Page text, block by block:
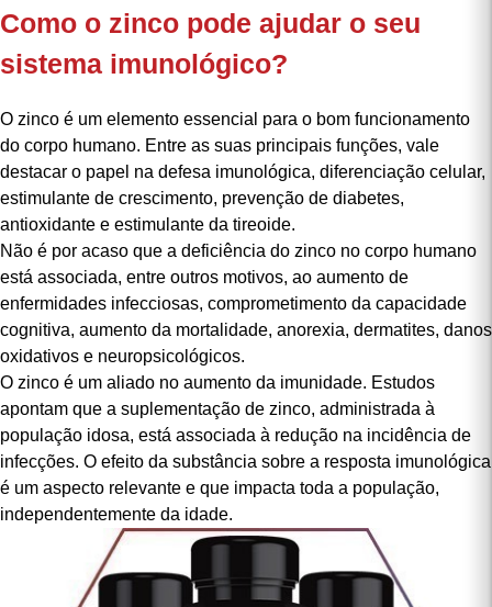
Como o zinco pode ajudar o seu
sistema imunológico?
Ozincoé um elemento essencial para o bom funcionamento
do corpo humano. Entre as suas principais funções, vale
destacar o papel na defesa imunológica, diferenciação celular,
estimulante de crescimento, prevenção de diabetes,
antioxidante e estimulante da tireoide.
Não é por acaso que a deficiência do zinco no corpo humano
está associada, entre outros motivos, ao aumento de
enfermidades infecciosas, comprometimento da capacidade
cognitiva, aumento da mortalidade, anorexia, dermatites, danos
oxidativos e neuropsicológicos.
O zinco é um aliado no aumento da imunidade. Estudos
apontam que a suplementação de zinco, administrada à
população idosa, está associada à redução na incidência de
infecções. O efeito da substância sobre a resposta imunológica
é um aspecto relevante e que impacta toda a população,
independentemente da idade.